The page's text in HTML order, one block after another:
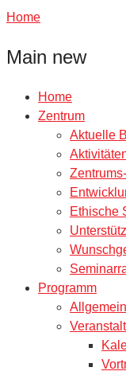
Home
Main new
Home
Zentrum
Aktuelle
Ethische
Programm